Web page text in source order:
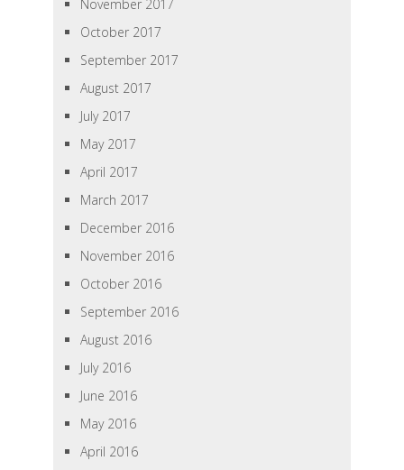
November 2017
October 2017
September 2017
August 2017
July 2017
May 2017
April 2017
March 2017
December 2016
November 2016
October 2016
September 2016
August 2016
July 2016
June 2016
May 2016
April 2016